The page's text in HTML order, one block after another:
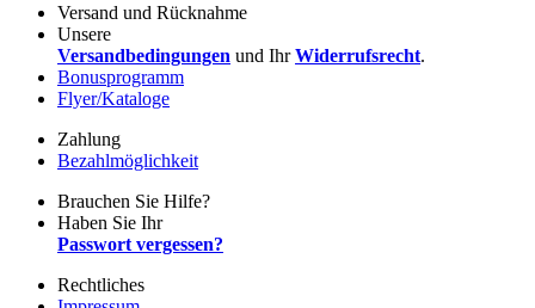
Versand und Rücknahme
Unsere
Versandbedingungen und IhrWiderrufsrecht.
Bonusprogramm
Flyer/Kataloge
Zahlung
Bezahlmöglichkeit
Brauchen Sie Hilfe?
Haben Sie Ihr
Passwort vergessen?
Rechtliches